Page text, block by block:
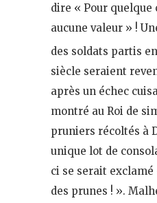
dire « Pour quelque
aucune valeur » !
des soldats partis
siècle seraient
après un échec
montré au Roi de
pruniers récoltés à
unique lot de
ci se serait
des prunes ! ».